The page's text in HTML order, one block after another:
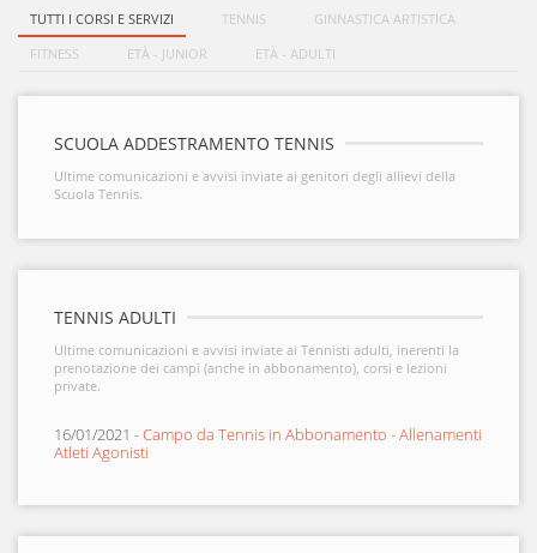
TUTTI I CORSI E SERVIZI TENNIS
GINNASTICA ARTISTICA
FITNESS
ETÀ - JUNIOR ETÀ - ADULTI
SCUOLA ADDESTRAMENTO TENNIS
Ultime comunicazioni e avvisi inviate ai genitori degli allievi della
Scuola Tennis.
TENNIS ADULTI
Ultime comunicazioni e avvisi inviate ai Tennisti adulti, inerenti la
prenotazione dei campi (anche in abbonamento), corsi e lezioni
private.
16/01/2021 -Campo da Tennis in Abbonamento - Allenamenti
Atleti Agonisti